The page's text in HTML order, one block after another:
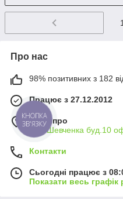
1
Про нас
98% позитивних з 182
Працює з 27.12.2012
м. Дніпро
вул. Шевченка буд.10
Контакти
Сьогодні працює з
Показати весь графік